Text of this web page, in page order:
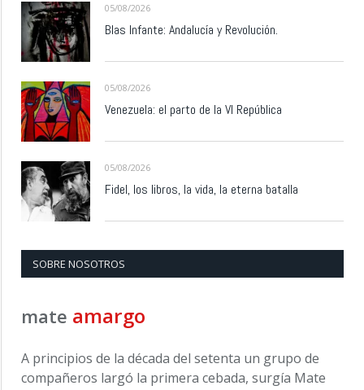
05/08/2026
Blas Infante: Andalucía y Revolución.
05/08/2026
Venezuela: el parto de la VI República
05/08/2026
Fidel, los libros, la vida, la eterna batalla
SOBRE NOSOTROS
mate amargo
A principios de la década del setenta un grupo de
compañeros largó la primera cebada, surgía Mate